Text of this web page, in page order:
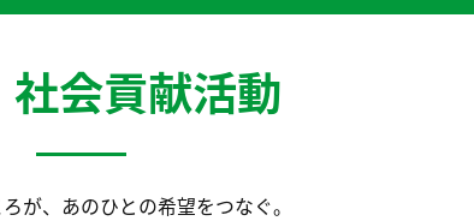
会貢献活動
が、あのひとの希望をつなぐ。